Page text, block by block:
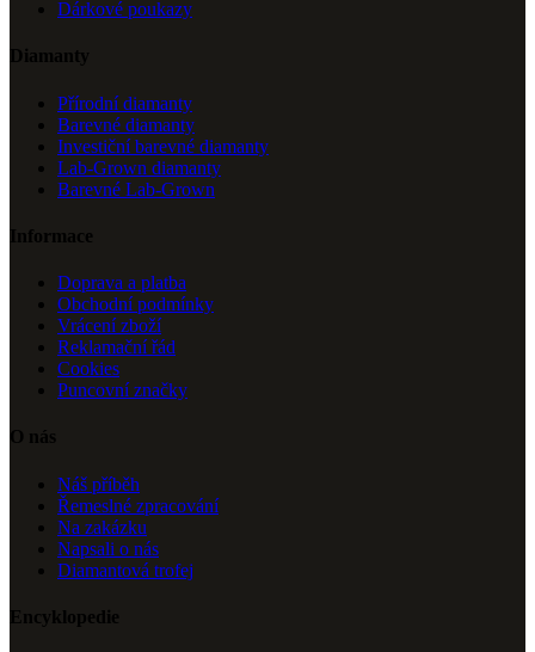
Dárkové poukazy
Diamanty
Přírodní diamanty
Barevné diamanty
Investiční barevné diamanty
Lab-Grown diamanty
Barevné Lab-Grown
Informace
Doprava a platba
Obchodní podmínky
Vrácení zboží
Reklamační řád
Cookies
Puncovní značky
O nás
Náš příběh
Řemeslné zpracování
Na zakázku
Napsali o nás
Diamantová trofej
Encyklopedie